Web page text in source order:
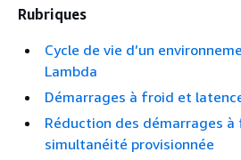
Rubriques
Cycle de vie d’un
Lambda
Démarrages à froid et
Réduction des démarrages à
simultanéité provisionnée